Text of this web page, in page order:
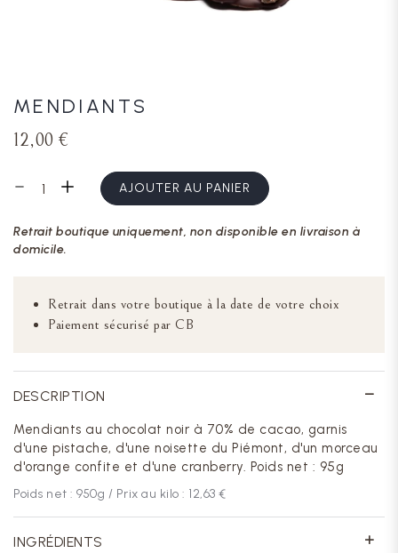
MENDIANTS
12,00 €
AJOUTER AU PANIER
Retrait boutique uniquement, non disponible en livraison à
domicile.
Retrait dans votre boutique à la date de votre choix
Paiement sécurisé par CB
DESCRIPTION
Mendiants au chocolat noir à 70% de cacao, garnis
d'une pistache, d'une noisette du Piémont, d'un morceau
d'orange confite et d'une cranberry. Poids net : 95g
Poids net : 950g / Prix au kilo : 12,63 €
INGRÉDIENTS